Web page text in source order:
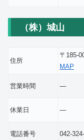
（株）城山
住所
〒185-
MAP
営業時間 ―
休業日 ―
電話番号 042-